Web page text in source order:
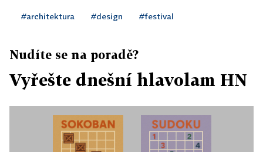
#architektura #design #festival
Nudíte se na poradě?
Vyřešte dnešní hlavolam HN